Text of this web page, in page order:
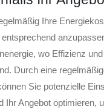
Ihre
entsprechend
wo Effizienz
Durch eine
Sie potenzielle
Ihr Angebot optimieren,